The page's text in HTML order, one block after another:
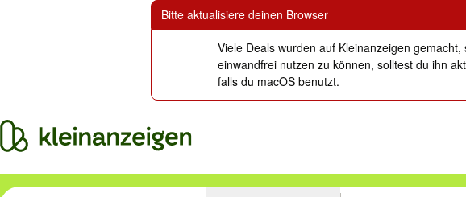
Bitte aktualisiere deinen Browser
Viele Deals wurden auf Kleinanzeigen
einwandfrei nutzen zu können, solltest du ihn
falls du macOS benutzt.